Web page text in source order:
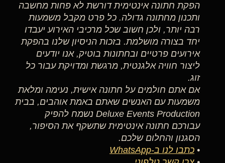
הפקת חתונה אינטימית דורשת לא פחות מחשבה
ותכנון מחתונה גדולה. כל פרט מקבל משמעות
רבה יותר, ולכן חשוב שכל מרכיבי האירוע יעבדו
יחד בצורה מושלמת. בזכות הניסיון שלנו בהפקת
אירועים פרטיים ובחתונות בוטיק, אנו יודעים
ליצור חוויה אלגנטית, מרגשת ומדויקת עבור כל
זוג.
אם אתם חולמים על חתונה אישית, נעימה ומלאת
משמעות עם האנשים שאתם באמת אוהבים, בבית
Deluxe Events Production נשמח להפיק
עבורכם חתונה אינטימית שתשקף את הסיפור,
הסגנון והחלום שלכם.
• כתבו לנו ב-WhatsApp